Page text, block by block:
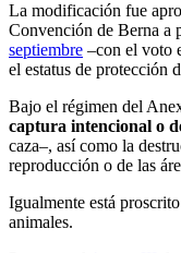
La modificación fue
Convención de Berna a
septiembre –con el voto
el estatus de protección
Bajo el régimen del
captura intencional o
caza–, así como la
reproducción o de las
Igualmente está
animales.